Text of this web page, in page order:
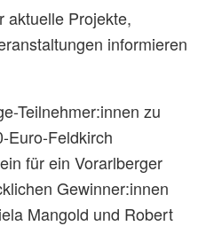
aktuelle Projekte,
informieren
Teilnehmer:innen zu
Euro-Feldkirch
für ein Vorarlberger
Gewinner:innen
Mangold und Robert